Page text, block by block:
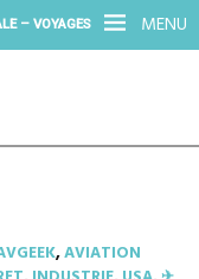
MENU
– VOYAGES
,AVIATION